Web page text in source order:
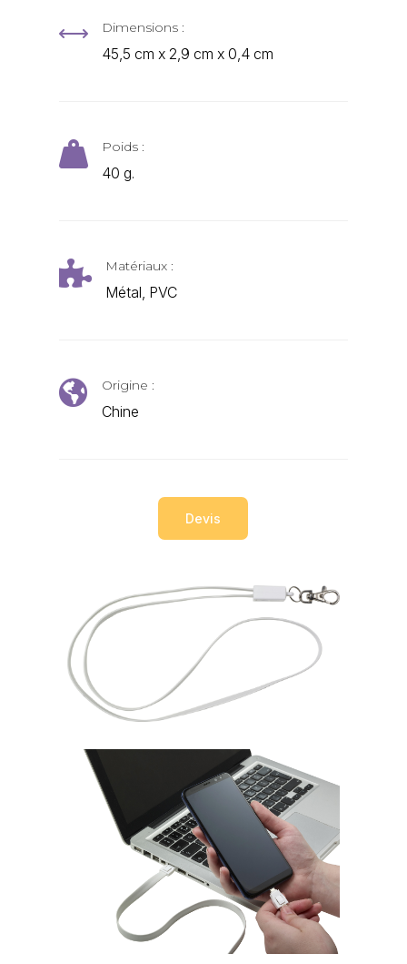
, Dimensions :
45,5 cm x 2,9 cm x 0,4 cm
 Poids :
40 g.
 Matériaux :
Métal, PVC
 Origine :
Chine
Devis